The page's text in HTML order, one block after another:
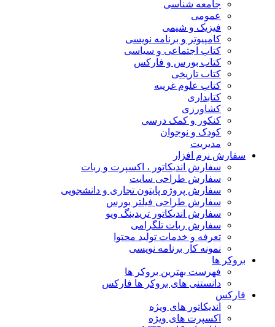
جامعه شناسی
عمومی
فیزیک و شیمی
کامپیوتر و برنامه نویسی
کتاب اجتماعی و سیاسی
کتاب بورس و فارکس
کتاب تاریخی
کتاب علوم غریبه
کتابداری
کشاورزی
کنکور و کمک‌ درسی
کودک و نوجوان
مدیریت
سفارش نرم افزار
سفارش اندیکاتور ، اکسپرت و ربات
سفارش طراحی سایت
سفارش پروژه پایتون تجاری و دانشجویی
سفارش طراحی فیلتر بورس
سفارش اندیکاتور تریدینگ ویو
سفارش ربات تلگرامی
تعرفه و خدمات تولید محتوا
نمونه کار برنامه نویسی
بروکر ها
فهرست بهترین بروکر ها
دانستنی های بروکر ها فارکس
فارکس
اندیکاتور های ویژه
اکسپرت های ویژه